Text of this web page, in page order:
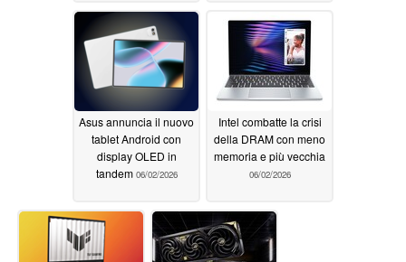
Asus annuncia il nuovo
tablet Android con
display OLED in
tandem 06/02/2026
Intel combatte la crisi
della DRAM con meno
memoria e più vecchia
06/02/2026